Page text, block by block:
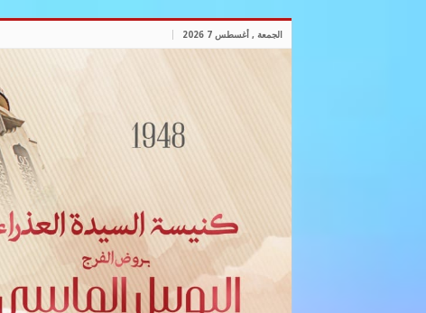
الجمعة , أغسطس 7 2026